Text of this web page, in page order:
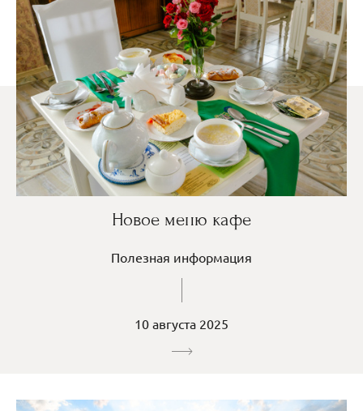
Новое меню кафе
Полезная информация
10 августа 2025